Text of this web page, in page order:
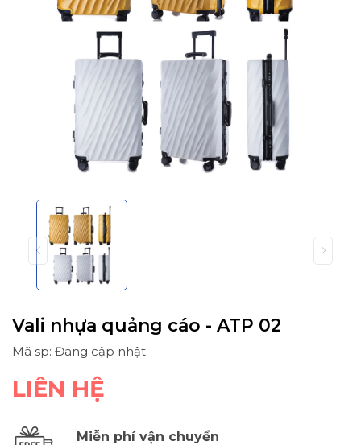
Vali nhựa quảng cáo - ATP 02
Mã sp: Đang cập nhật
LIÊN HỆ
Miễn phí vận chuyển